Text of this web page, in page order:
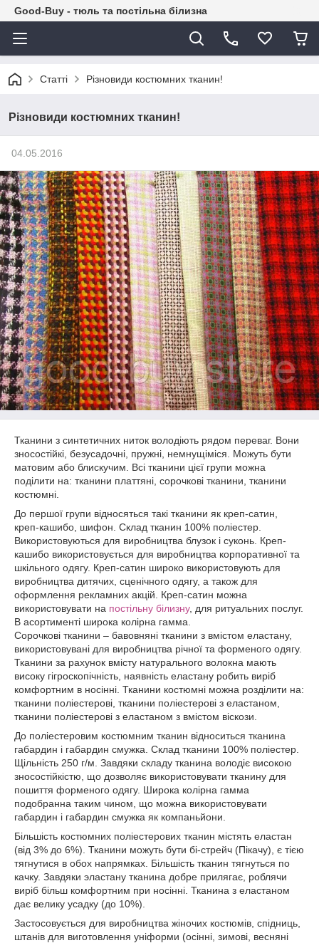
Good-Buy - тюль та постільна білизна
Статті Різновиди костюмних тканин!
Різновиди костюмних тканин!
04.05.2016
Тканини з синтетичних ниток володіють рядом переваг. Вони
зносостійкі, безусадочні, пружні, немнущіміся. Можуть бути
матовим або блискучим. Всі тканини цієї групи можна
поділити на: тканини платтяні, сорочкові тканини, тканини
костюмні.
До першої групи відносяться такі тканини як креп-сатин,
креп-кашибо, шифон. Склад тканин 100% поліестер.
Використовуються для виробництва блузок і суконь. Креп-
кашибо використовується для виробництва корпоративної та
шкільного одягу. Креп-сатин широко використовують для
виробництва дитячих, сценічного одягу, а також для
оформлення рекламних акцій. Креп-сатин можна
використовувати на постільну білизну, для ритуальних послуг.
В асортименті широка колірна гамма.
Сорочкові тканини – бавовняні тканини з вмістом еластану,
використовувані для виробництва річної та форменого одягу.
Тканини за рахунок вмісту натурального волокна мають
високу гігроскопічність, наявність еластану робить виріб
комфортним в носінні. Тканини костюмні можна розділити на:
тканини поліестерові, тканини поліестерові з еластаном,
тканини поліестерові з еластаном з вмістом віскози.
До поліестеровим костюмним тканин відноситься тканина
габардин і габардин смужка. Склад тканини 100% поліестер.
Щільність 250 г/м. Завдяки складу тканина володіє високою
зносостійкістю, що дозволяє використовувати тканину для
пошиття форменого одягу. Широка колірна гамма
подобранна таким чином, що можна використовувати
габардин і габардин смужка як компаньйони.
Більшість костюмних поліестерових тканин містять еластан
(від 3% до 6%). Тканини можуть бути бі-стрейч (Пікачу), є тією
тягнутися в обох напрямках. Більшість тканин тягнуться по
качку. Завдяки эластану тканина добре прилягає, роблячи
виріб більш комфортним при носінні. Тканина з еластаном
дає велику усадку (до 10%).
Застосовується для виробництва жіночих костюмів, спідниць,
штанів для виготовлення уніформи (осінні, зимові, весняні